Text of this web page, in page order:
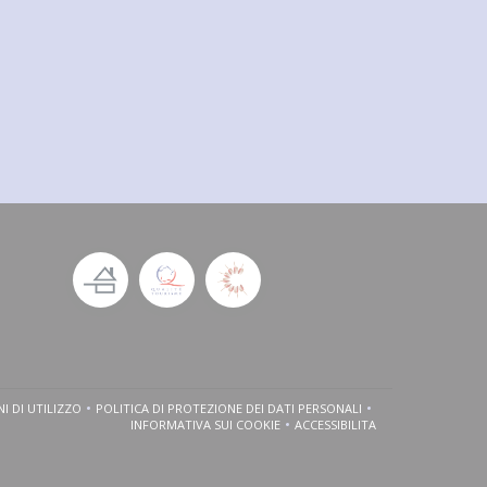
FINESTRA))
DI UTILIZZO
((APRE UNA NUOVA FINESTRA))
POLITICA DI PROTEZIONE DEI DATI PERSONALI
((APRE UNA NUOVA FINESTRA))
INFORMATIVA SUI COOKIE((APRE UNA NUOVA FINESTRA))
ACCESSIBILITA((APRE UNA NUOVA